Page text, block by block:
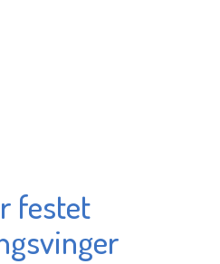
festet